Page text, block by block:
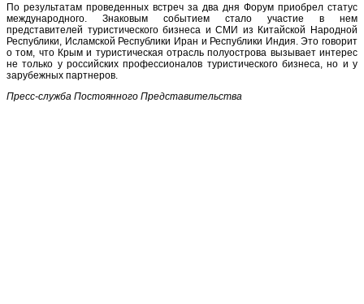
По результатам проведенных встреч за два дня Форум приобрел статус
международного. Знаковым событием стало участие в нем
представителей туристического бизнеса и СМИ из Китайской Народной
Республики, Исламской Республики Иран и Республики Индия. Это говорит
о том, что Крым и туристическая отрасль полуострова вызывает интерес
не только у российских профессионалов туристического бизнеса, но и у
зарубежных партнеров.
Пресс-служба Постоянного Представительства